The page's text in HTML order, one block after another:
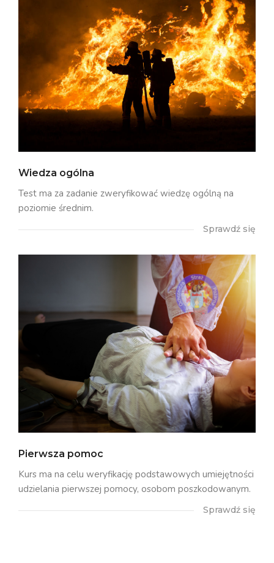
Wiedza ogólna
Test ma za zadanie zweryfikować wiedzę ogólną na
poziomie średnim.
Sprawdź się
Pierwsza pomoc
Kurs ma na celu weryfikację podstawowych umiejętności
udzielania pierwszej pomocy, osobom poszkodowanym.
Sprawdź się